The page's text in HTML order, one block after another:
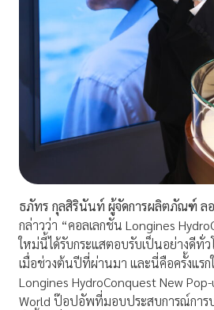
ธภัทร กุลสิรินันท์ ผู้จัดการผลิตภัณฑ์ ล
กล่าวว่า “คอลเลกชัน Longines
ใหม่นี้ได้รับกระแสตอบรับเป็นอย่างดีทั่ว
เมื่อช่วงต้นปีที่ผ่านมา และนี่คือครั้งแรก
Longines HydroConquest New
World ป๊อปอัพที่มอบประสบการณ์การ